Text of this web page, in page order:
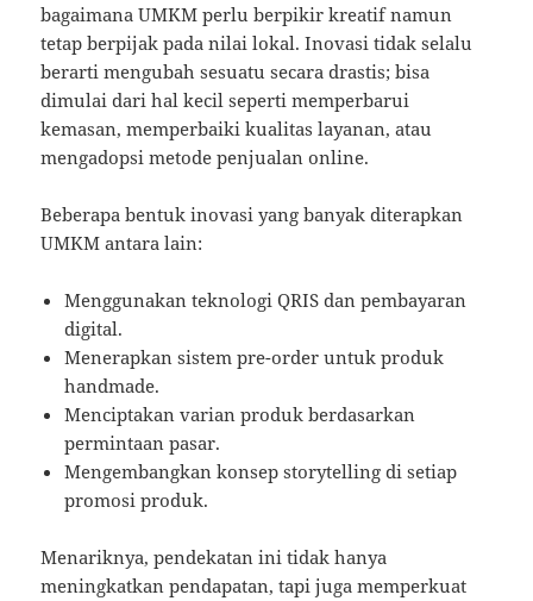
bagaimana UMKM perlu berpikir kreatif namun
tetap berpijak pada nilai lokal. Inovasi tidak selalu
berarti mengubah sesuatu secara drastis; bisa
dimulai dari hal kecil seperti memperbarui
kemasan, memperbaiki kualitas layanan, atau
mengadopsi metode penjualan online.
Beberapa bentuk inovasi yang banyak diterapkan
UMKM antara lain:
Menggunakan teknologi QRIS dan pembayaran
digital.
Menerapkan sistem pre-order untuk produk
handmade.
Menciptakan varian produk berdasarkan
permintaan pasar.
Mengembangkan konsep storytelling di setiap
promosi produk.
Menariknya, pendekatan ini tidak hanya
meningkatkan pendapatan, tapi juga memperkuat